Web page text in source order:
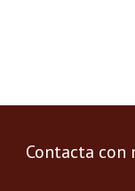
Contacta con